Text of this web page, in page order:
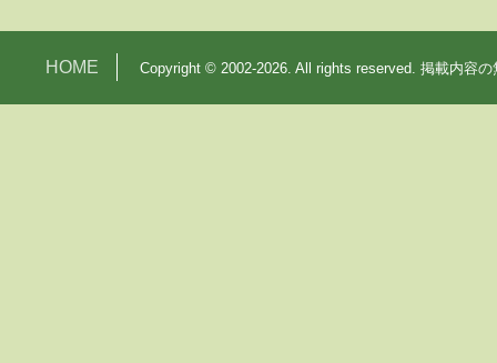
HOME Copyright © 2002-2026. All rights reserved. 掲載内容